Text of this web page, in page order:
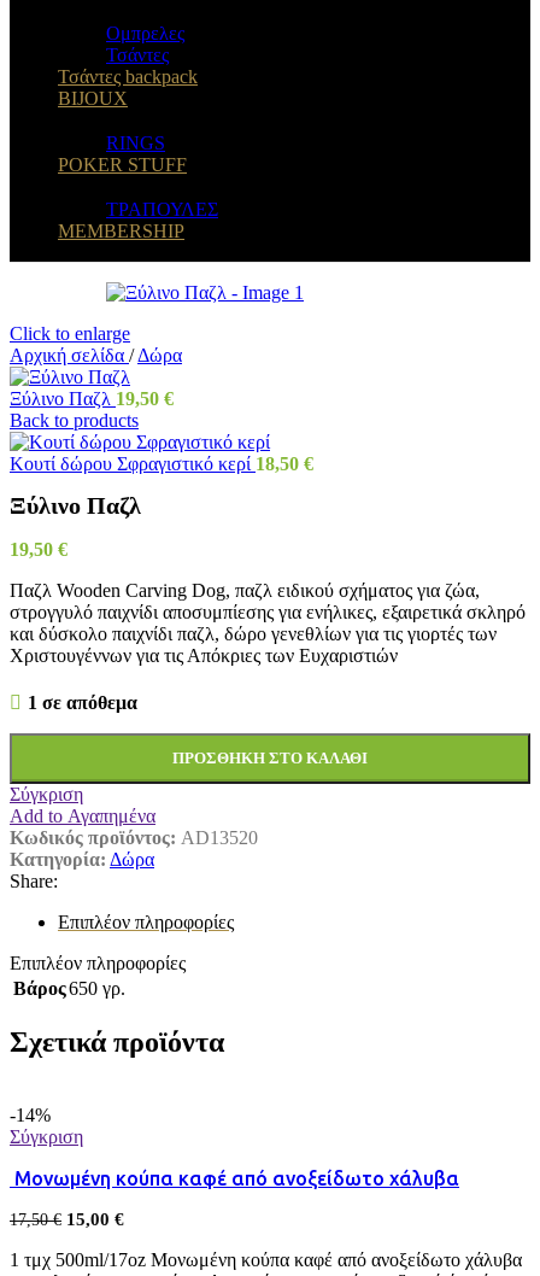
Oμπρελες
Τσάντες
Τσάντες backpack
BIJOUX
RINGS
POKER STUFF
ΤΡΑΠΟΥΛΕΣ
MEMBERSHIP
Click to enlarge
Αρχική σελίδα / Δώρα
Ξύλινο Παζλ 19,50 €
Back to products
Κουτί δώρου Σφραγιστικό κερί 18,50 €
Ξύλινο Παζλ
19,50 €
Παζλ Wooden Carving Dog, παζλ ειδικού σχήματος για ζώα,
στρογγυλό παιχνίδι αποσυμπίεσης για ενήλικες, εξαιρετικά σκληρό
και δύσκολο παιχνίδι παζλ, δώρο γενεθλίων για τις γιορτές των
Χριστουγέννων για τις Απόκριες των Ευχαριστιών
1 σε απόθεμα
ΠΡΟΣΘΉΚΗ ΣΤΟ ΚΑΛΆΘΙ
Σύγκριση
Add to Αγαπημένα
Κωδικός προϊόντος: AD13520
Κατηγορία: Δώρα
Share:
Επιπλέον πληροφορίες
Επιπλέον πληροφορίες
Βάρος650 γρ.
Σχετικά προϊόντα
-14%
Σύγκριση
Μονωμένη κούπα καφέ από ανοξείδωτο χάλυβα
17,50€ 15,00 €
1 τμχ 500ml/17oz Μονωμένη κούπα καφέ από ανοξείδωτο χάλυβα